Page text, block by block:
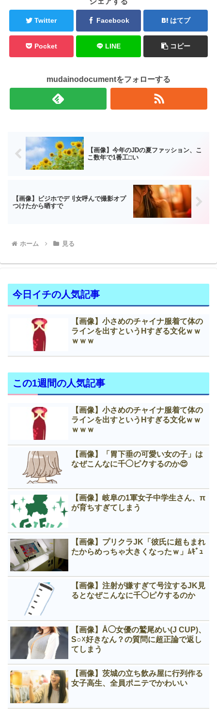
Twitter Facebook はてブ
Pocket LINE コピー
mudainodocumentをフォローする
【画像】今年のJDの夏ファッション、こ
こ数年で1番工□い
【画像】ビジホでデ刂女呼んで撮影オプ
つけたから晒すで
ホーム 見る
今日イチの人気記事
【画像】小さめのチャイナ服着て体の
ラインを出すというНすぎる文化ｗｗ
ｗｗｗ
この1週間の人気記事
【画像】小さめのチャイナ服着て体の
ラインを出すというНすぎる文化ｗｗ
ｗｗｗ
【画像】「胃下垂の可愛い女の子」は
なぜこんなに千◯ピ𠂊するのか😍
【画像】岐阜の1軍女子中学生さん、π
が育ちすぎてしまう
【画像】プリクラJK「彼氏に超もまれ
たからめっちゃ大きくなったｗ」ﾑｷﾞｭ
【画像】注射が嫌すぎて号泣するJK見
るとなぜこんなに千◯ピ𠂊するのか
【画像】Å◯女優の鷲尾めい(J CUP)、
S○☓好きなん？の質問に超正論で返し
てしまう
【画像】茨城の立ち飲み屋に行列作る
女子高生、全員ポニテでかわいい